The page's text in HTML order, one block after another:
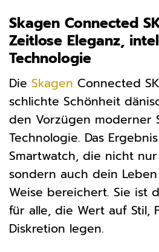
Skagen Connected
Zeitlose Eleganz,
Technologie
Die Skagen Connected
schlichte Schönheit
den Vorzügen moderner
Technologie. Das
Smartwatch, die nicht
sondern auch dein
Weise bereichert. Sie ist
für alle, die Wert auf Stil,
Diskretion legen.